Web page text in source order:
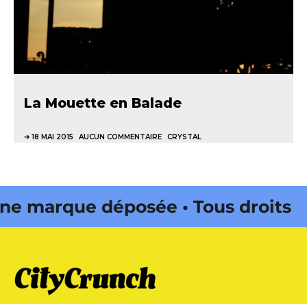
La Mouette en Balade
18 MAI 2015 AUCUN COMMENTAIRE CRYSTAL
déposée • Tous droits
déposée • Tous droits